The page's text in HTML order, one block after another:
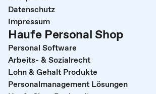
Datenschutz
Impressum
Haufe Personal Shop
Personal Software
Arbeits- & Sozialrecht
Lohn & Gehalt Produkte
Personalmanagement Lösungen